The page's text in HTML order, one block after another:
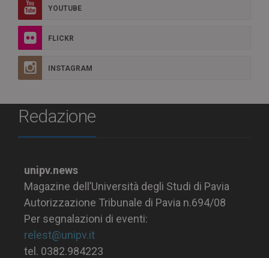
YOUTUBE
FLICKR
INSTAGRAM
Redazione
unipv.news
Magazine dell’Università degli Studi di Pavia
Autorizzazione Tribunale di Pavia n.694/08
Per segnalazioni di eventi:
relest@unipv.it
tel. 0382.984223